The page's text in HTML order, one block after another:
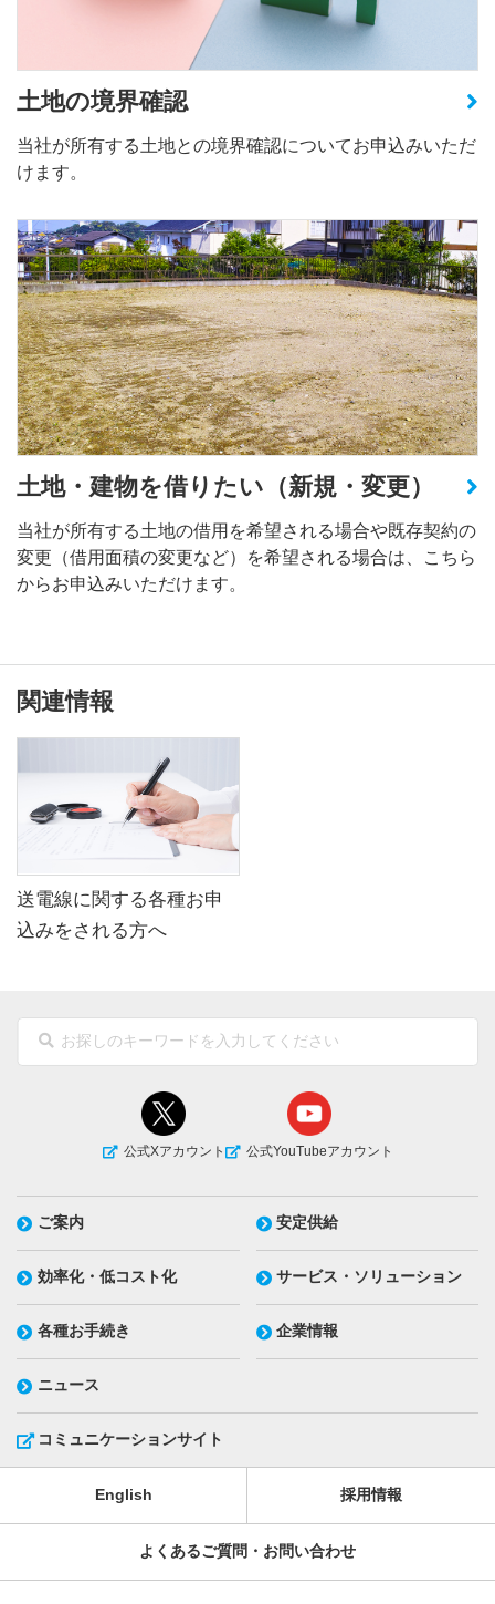
土地の境界確認
当社が所有する土地との境界確認についてお申込みいただ
けます。
土地・建物を借りたい（新規・変更）
当社が所有する土地の借用を希望される場合や既存契約の
変更（借用面積の変更など）を希望される場合は、こちら
からお申込みいただけます。
関連情報
送電線に関する各種お申
込みをされる方へ
公式Xアカウント 公式YouTubeアカウント
ご案内 安定供給
効率化・低コスト化 サービス・ソリューション
各種お手続き 企業情報
ニュース
コミュニケーションサイト
English 採用情報
よくあるご質問・お問い合わせ